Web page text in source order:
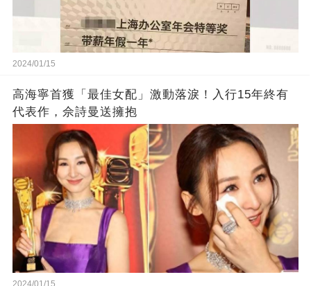
2024/01/15
高海寧首獲「最佳女配」激動落淚！入行15年終有
代表作，佘詩曼送擁抱